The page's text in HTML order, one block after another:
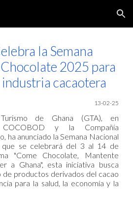
Skip to navigation
la Semana
2025 para
cacaotera
13-02-25
de Ghana (GTA), en
y la Compañía
ha anunciado la Semana Nacional
que se celebrará del 3 al 14 de
"Come Chocolate, Mantente
a Ghana", esta iniciativa busca
productos derivados del cacao
para la salud, la economía y la